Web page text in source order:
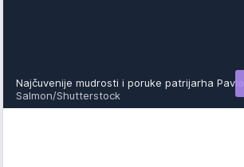
Najčuvenije mudrosti i poruke patrijarha Pavla
Salmon/Shutterstock